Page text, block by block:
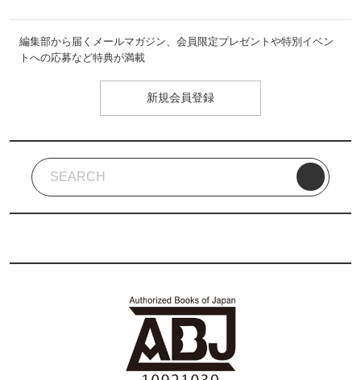
編集部から届くメールマガジン、会員限定プレゼントや特別イベン
トへの応募など特典が満載
新規会員登録